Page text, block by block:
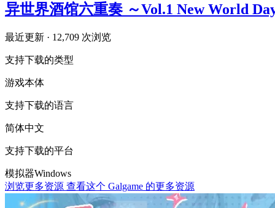
异世界酒馆六重奏 ～Vol.1 New World
最近更新 · 12,709 次浏览
支持下载的类型
游戏本体
支持下载的语言
简体中文
支持下载的平台
模拟器Windows
浏览更多资源 查看这个 Galgame 的更多资源